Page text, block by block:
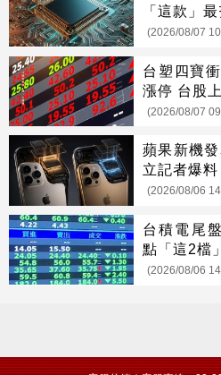
「這款」
(2026/08/07
台塑四寶
漲停 台股
(2026/08/07
蘋果新機
立記者爆
(2026/08/06
台積電尾
點「這2檔
(2026/08/06